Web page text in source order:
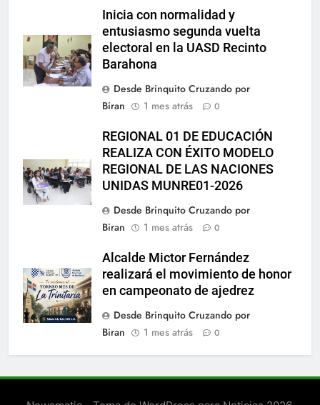
Inicia con normalidad y
entusiasmo segunda vuelta
electoral en la UASD Recinto
Barahona
Desde Brinquito Cruzando por
Biran
1 mes atrás 0
REGIONAL 01 DE EDUCACIÓN
REALIZA CON ÉXITO MODELO
REGIONAL DE LAS NACIONES
UNIDAS MUNRE01-2026
Desde Brinquito Cruzando por
Biran
1 mes atrás 0
Alcalde Mictor Fernández
realizará el movimiento de honor
en campeonato de ajedrez
Desde Brinquito Cruzando por
Biran
1 mes atrás 0